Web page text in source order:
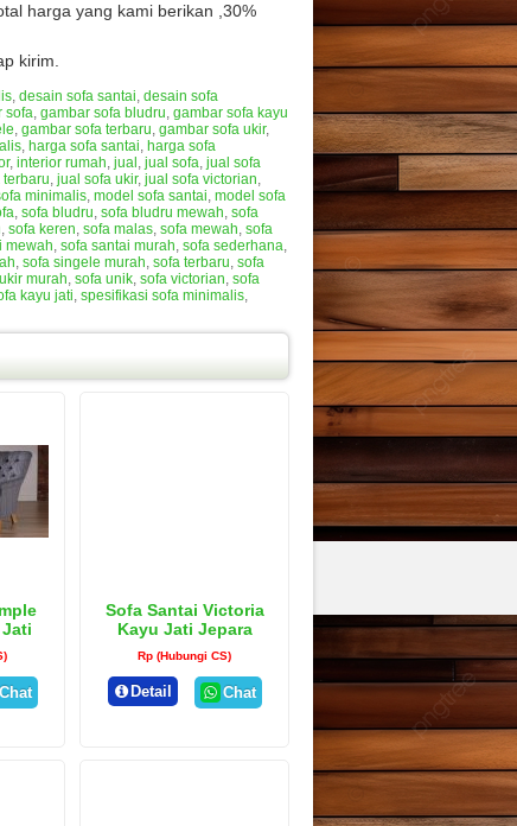
harga yang kami berikan ,30%
kirim.
, desain sofa santai, desain sofa
sofa, gambar sofa bludru, gambar sofa kayu
, gambar sofa terbaru, gambar sofa ukir,
, harga sofa santai, harga sofa
, interior rumah, jual , jual sofa, jual sofa
, jual sofa ukir, jual sofa victorian,
minimalis, model sofa santai, model sofa
, sofa bludru, sofa bludru mewah, sofa
, sofa keren, sofa malas, sofa mewah, sofa
mewah, sofa santai murah, sofa sederhana,
, sofa singele murah, sofa terbaru, sofa
murah, sofa unik, sofa victorian, sofa
kayu jati, spesifikasi sofa minimalis,
Chat
Sofa Santai Victoria
Kayu Jati Jepara
Rp (Hubungi CS)
Detail Chat